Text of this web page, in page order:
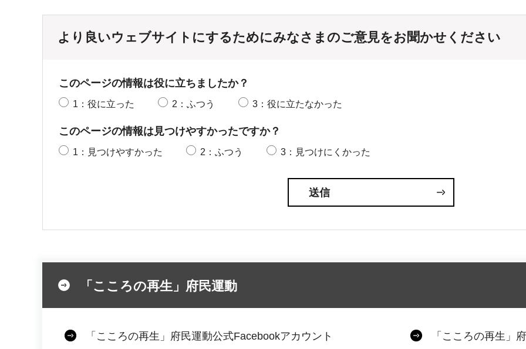
より良いウェブサイトにするためにみなさまのご意見をお聞かせください
このページの情報は役に立ちましたか？
1：役に立った 2：ふつう 3：役に立たなかった
このページの情報は見つけやすかったですか？
1：見つけやすかった 2：ふつう 3：見つけにくかった
「こころの再生」府民運動
「こころの再生」府民運動公式Facebookアカウント 「こころの再生」